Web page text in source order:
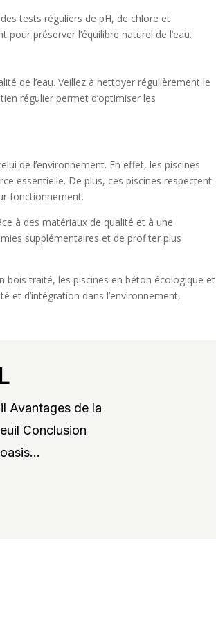
tests réguliers de pH, de chlore et
préserver l’équilibre naturel de l’eau.
de l’eau. Veillez à nettoyer régulièrement le
régulier permet d’optimiser les
de l’environnement. En effet, les piscines
essentielle. De plus, ces piscines respectent
fonctionnement.
à des matériaux de qualité et à une
supplémentaires et de profiter plus
bois traité, les piscines en béton écologique et
et d’intégration dans l’environnement,
Avantages de la
Conclusion